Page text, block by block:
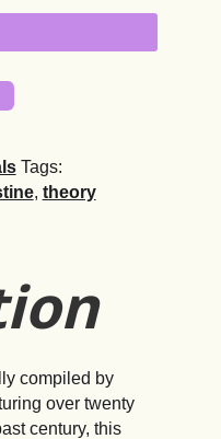
Tags:
, theory
compiled by
over twenty
century, this